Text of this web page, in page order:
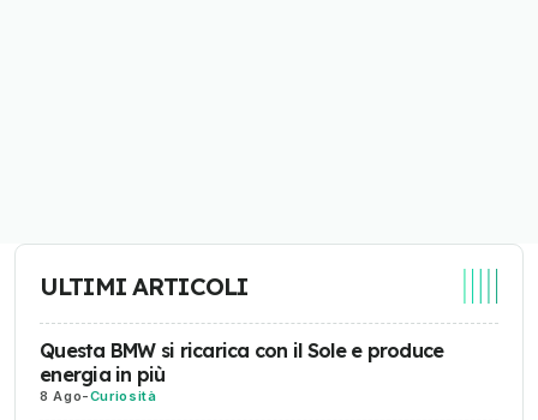
ULTIMI ARTICOLI
Questa BMW si ricarica con il Sole e produce
energia in più
8 Ago-Curiosità